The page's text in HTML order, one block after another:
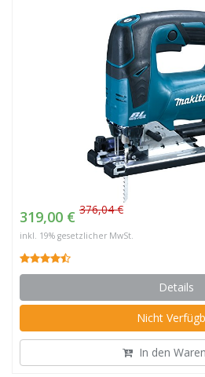
319,00 € 376,04 €
inkl. 19% gesetzlicher MwSt.
Details
Nicht
In den